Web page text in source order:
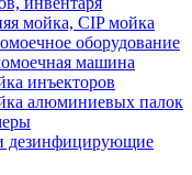
мойка, CIP мойка
оборудование
машина
инъекторов
алюминиевых палок
дезинфицирующие